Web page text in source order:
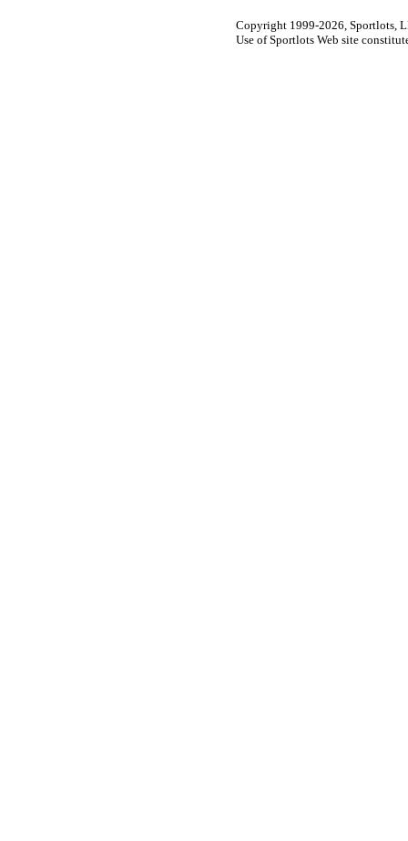
Copyright 1999-2026, Sportlots,
Use of Sportlots Web site